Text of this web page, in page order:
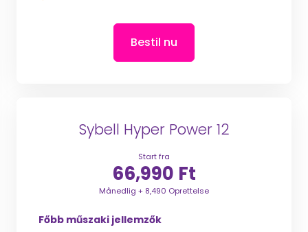
Bestil nu
Sybell Hyper Power 12
Start fra
66,990 Ft
Månedlig + 8,490 Oprettelse
Főbb műszaki jellemzők